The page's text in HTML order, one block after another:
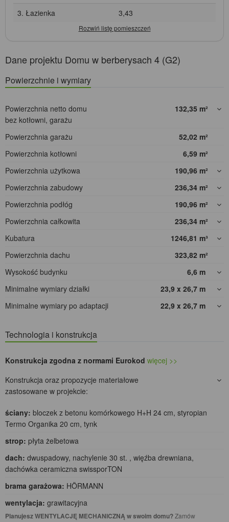
3. Łazienka
3,43
Dane projektu Domu w berberysach 4 (G2)
Powierzchnie i wymiary
Powierzchnia netto domu
bez kotłowni, garażu
132,35 m²
Powierzchnia garażu 52,02 m²
Powierzchnia kotłowni
6,59 m²
Powierzchnia użytkowa
190,96 m²
Powierzchnia zabudowy
236,34 m²
Powierzchnia podłóg
190,96 m²
Powierzchnia całkowita
236,34 m²
Kubatura
1246,81 m³
Powierzchnia dachu
323,82 m²
Wysokość budynku
6,6 m
Minimalne wymiary działki
23,9 x 26,7 m
Minimalne wymiary po adaptacji
22,9 x 26,7 m
Technologia i konstrukcja
Konstrukcja zgodna z normami Eurokod więcej >>
Konstrukcja oraz propozycje materiałowe
zastosowane w projekcie:
ściany: bloczek z betonu komórkowego H+H 24 cm, styropian
Termo Organika 20 cm, tynk
strop: płyta żelbetowa
dach: dwuspadowy, nachylenie 30 st. , więźba drewniana,
dachówka ceramiczna swissporTON
brama garażowa: HÖRMANN
wentylacja: grawitacyjna
Planujesz WENTYLACJĘ MECHANICZNĄ w swoim domu?Zamów